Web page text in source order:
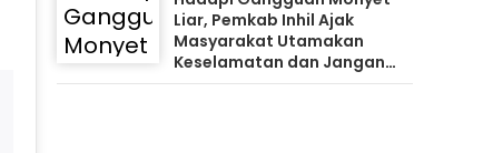
Liar, Pemkab Inhil Ajak
Masyarakat Utamakan
Keselamatan dan Jangan
Mudah Percaya Hoaks